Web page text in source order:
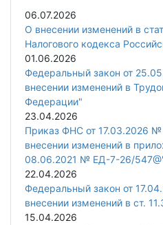
06.07.2026
О внесении изменений в
Налогового кодекса
01.06.2026
Федеральный закон от
внесении изменений в
Федерации"
23.04.2026
Приказ ФНС от 17.03.2026
внесении изменений в
08.06.2021 № ЕД-7-26/
22.04.2026
Федеральный закон от
внесении изменений в ст.
15.04.2026